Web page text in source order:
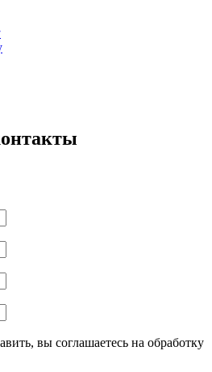
вы соглашаетесь на обработку